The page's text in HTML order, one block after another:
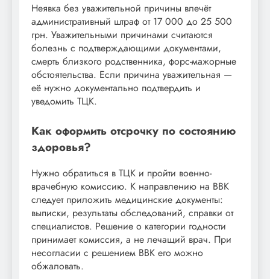
Неявка без уважительной причины влечёт
административный штраф от 17 000 до 25 500
грн. Уважительными причинами считаются
болезнь с подтверждающими документами,
смерть близкого родственника, форс-мажорные
обстоятельства. Если причина уважительная —
её нужно документально подтвердить и
уведомить ТЦК.
Как оформить отсрочку по состоянию
здоровья?
Нужно обратиться в ТЦК и пройти военно-
врачебную комиссию. К направлению на ВВК
следует приложить медицинские документы:
выписки, результаты обследований, справки от
специалистов. Решение о категории годности
принимает комиссия, а не лечащий врач. При
несогласии с решением ВВК его можно
обжаловать.